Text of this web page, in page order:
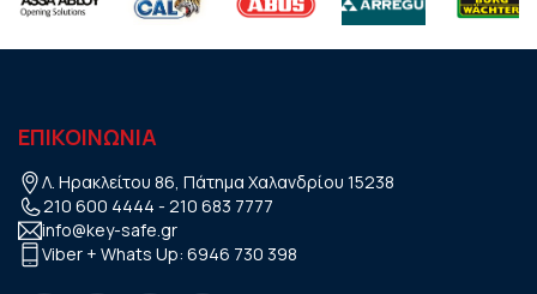
ΕΠΙΚΟΙΝΩΝΙΑ
Λ. Ηρακλείτου 86, Πάτημα Χαλανδρίου 15238
210 600 4444 - 210 683 7777
info@key-safe.gr
Viber + Whats Up: 6946 730 398